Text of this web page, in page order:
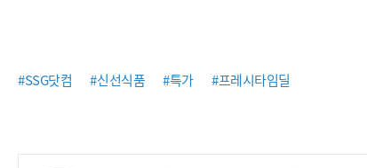
#SSG닷컴 #신선식품 #특가 #프레시타임딜